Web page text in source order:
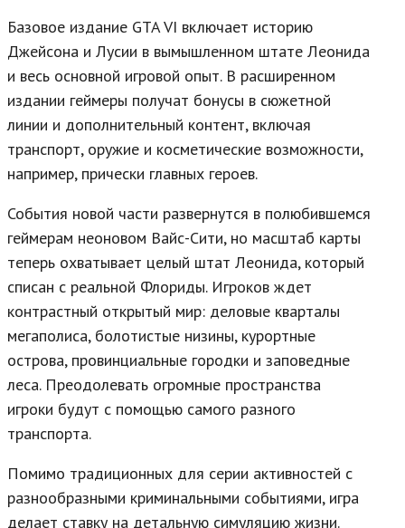
Базовое издание GTA VI включает историю
Джейсона и Лусии в вымышленном штате Леонида
и весь основной игровой опыт. В расширенном
издании геймеры получат бонусы в сюжетной
линии и дополнительный контент, включая
транспорт, оружие и косметические возможности,
например, прически главных героев.
События новой части развернутся в полюбившемся
геймерам неоновом Вайс-Сити, но масштаб карты
теперь охватывает целый штат Леонида, который
списан с реальной Флориды. Игроков ждет
контрастный открытый мир: деловые кварталы
мегаполиса, болотистые низины, курортные
острова, провинциальные городки и заповедные
леса. Преодолевать огромные пространства
игроки будут с помощью самого разного
транспорта.
Помимо традиционных для серии активностей с
разнообразными криминальными событиями, игра
делает ставку на детальную симуляцию жизни.